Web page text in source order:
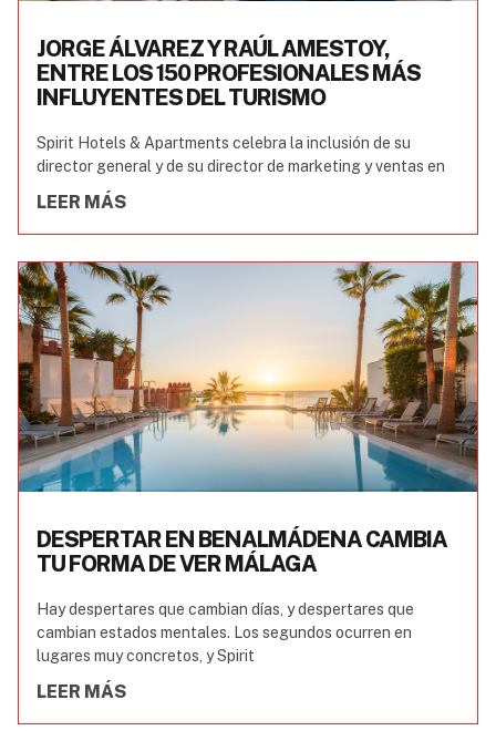
JORGE ÁLVAREZ Y RAÚL AMESTOY,
ENTRE LOS 150 PROFESIONALES MÁS
INFLUYENTES DEL TURISMO
Spirit Hotels & Apartments celebra la inclusión de su
director general y de su director de marketing y ventas en
LEER MÁS
DESPERTAR EN BENALMÁDENA CAMBIA
TU FORMA DE VER MÁLAGA
Hay despertares que cambian días, y despertares que
cambian estados mentales. Los segundos ocurren en
lugares muy concretos, y Spirit
LEER MÁS